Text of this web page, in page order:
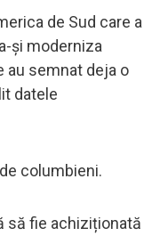
de Sud care a
și moderniza
au semnat deja o
datele
columbieni.
să fie achiziționată